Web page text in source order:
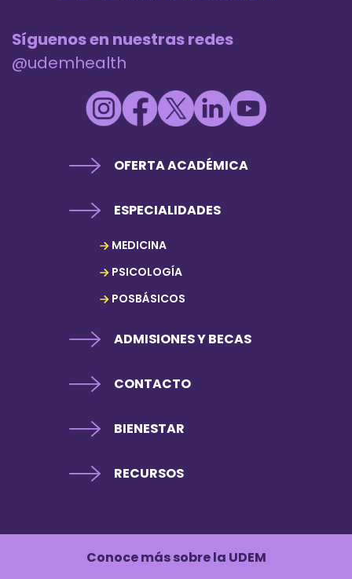
Síguenos en nuestras redes
@udemhealth
OFERTA ACADÉMICA
ESPECIALIDADES
MEDICINA
PSICOLOGÍA
POSBÁSICOS
ADMISIONES Y BECAS
CONTACTO
BIENESTAR
RECURSOS
Conoce más sobre la UDEM